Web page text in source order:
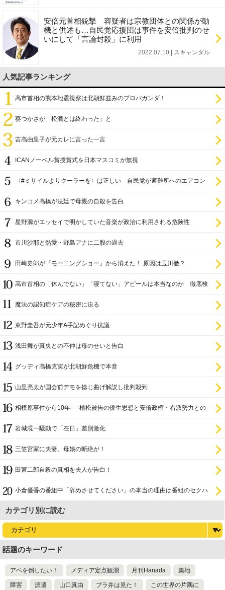
安倍元首相銃撃 容疑者は宗教団体との関係が動
機と供述も…自民党応援団は事件を安倍批判のせ
いにして「言論封殺」に利用
2022.07.10 | スキャンダル
人気記事ランキング
高市首相の熊本地震視察は北朝鮮並みのプロパガンダ！
葵つかさが「松潤とは終わった」と
吉高由里子が元カレに言った一言
ICANノーベル賞授賞式を日本マスコミが無視
〈#ミサイルよりクーラーを〉は正しい 自民党が避難所へのエアコン
キンコメ高橋が法廷で母親の自殺を告白
星野源がエッセイで明かしていた音楽が政治に利用される危険性
市川沙耶と熱愛・野島アナに二股の過去
田崎史郎が『モーニングショー』から消えた！ 原因は玉川徹？
高市首相の「休んでない」「寝てない」アピールは本当なのか 徹底検
魔法の認知症ケアの秘密に迫る
東野圭吾が元少年A手記めぐり抗議
浅田舞が真央との不仲は母のせいと告白
グッディ高橋克実が北朝鮮危機で本音
山里亮太が国会前デモを捻じ曲げ解説し批判殺到
相模原事件から10年──植松被告の優生思想と安倍政権・右派勢力との
岩城滉一騒動で「在日」差別激化
三笠宮家に夫妻、母娘の断絶が！
田宮二郎自殺の真相を夫人が告白！
小倉優香の番組中「辞めさせてください」の本当の理由は番組のセクハ
カテゴリ別に読む
話題のキーワード
アベを倒したい！ メディア定点観測 月刊Hanada 築地
障害 派遣 山口真由 ブラ弁は見た！ この世界の片隅に